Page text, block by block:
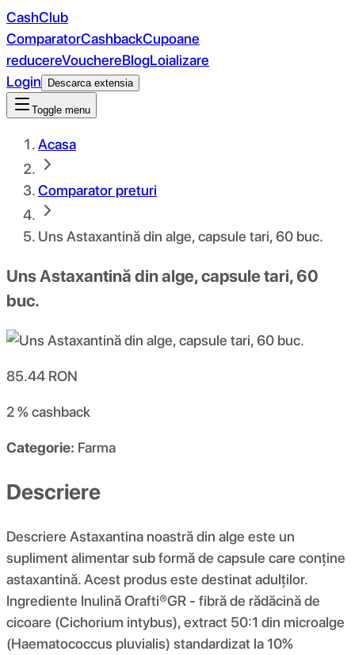
CashClub
ComparatorCashbackCupoane
reducereVouchereBlogLoializare
Login
Descarca extensia
Toggle menu
Acasa
Comparator preturi
Uns Astaxantină din alge, capsule tari, 60 buc.
Uns Astaxantină din alge, capsule tari, 60
buc.
85.44 RON
2 %cashback
Categorie: Farma
Descriere
Descriere Astaxantina noastră din alge este un
supliment alimentar sub formă de capsule care conține
astaxantină. Acest produs este destinat adulților.
Ingrediente Inulină Orafti®GR - fibră de rădăcină de
cicoare (Cichorium intybus), extract 50:1 din microalge
(Haematococcus pluvialis) standardizat la 10%